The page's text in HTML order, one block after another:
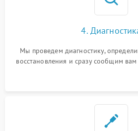
4.
Мы проведем диагностику,
восстановления и сразу сообщим